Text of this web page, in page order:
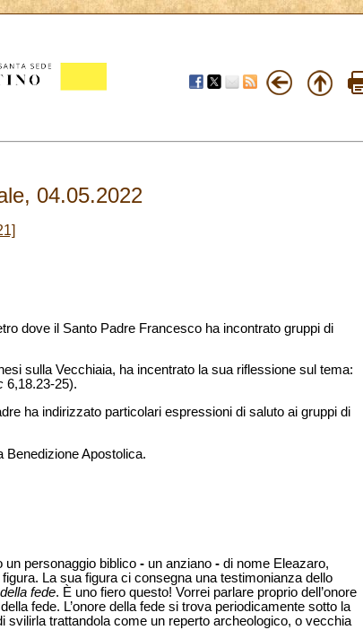
04.05.2022
dove il Santo Padre Francesco ha incontrato gruppi di
sulla Vecchiaia, ha incentrato la sua riflessione sul tema:
6,18.23-25).
ha indirizzato particolari espressioni di saluto ai gruppi di
Benedizione Apostolica.
personaggio biblico - un anziano - di nome Eleazaro,
La sua figura ci consegna una testimonianza dello
fede. È uno fiero questo! Vorrei parlare proprio dell’onore
fede. L’onore della fede si trova periodicamente sotto la
svilirla trattandola come un reperto archeologico, o vecchia